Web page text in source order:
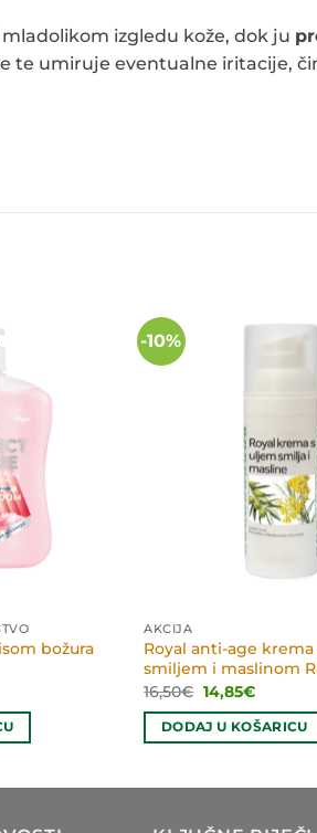
izgledu kože, dok ju
te umiruje eventualne iritacije,
božura
-10%
AKCIJA
Royal anti-age krema
smiljem i maslinom
16,50€ Izvorna
cijena
bila
je:
14,85€Trenutna
je:
14,85€.
DODAJ U KOŠARICU